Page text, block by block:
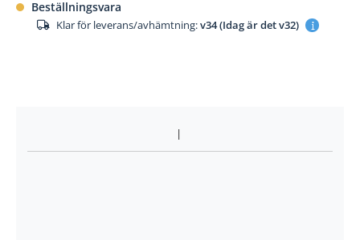
Beställningsvara
Klar för leverans/avhämtning:v34 (Idag är det v32)